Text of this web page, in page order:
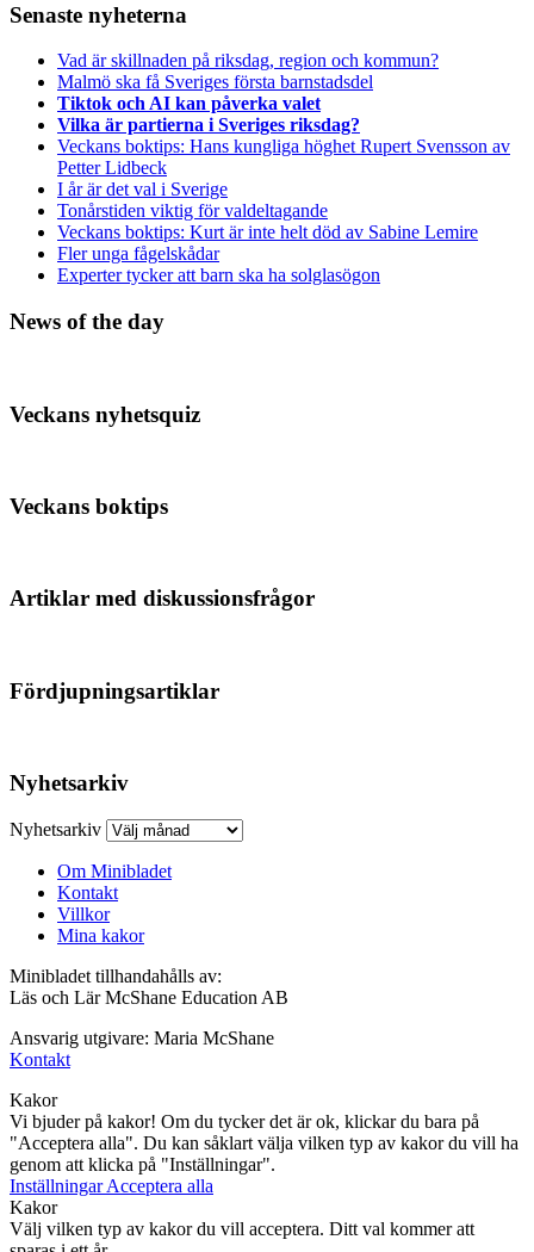
Senaste nyheterna
Vad är skillnaden på riksdag, region och kommun?
Malmö ska få Sveriges första barnstadsdel
Tiktok och AI kan påverka valet
Vilka är partierna i Sveriges riksdag?
Veckans boktips: Hans kungliga höghet Rupert Svensson av
Petter Lidbeck
I år är det val i Sverige
Tonårstiden viktig för valdeltagande
Veckans boktips: Kurt är inte helt död av Sabine Lemire
Fler unga fågelskådar
Experter tycker att barn ska ha solglasögon
News of the day
Veckans nyhetsquiz
Veckans boktips
Artiklar med diskussionsfrågor
Fördjupningsartiklar
Nyhetsarkiv
Nyhetsarkiv
Om Minibladet
Kontakt
Villkor
Mina kakor
Minibladet tillhandahålls av:
Läs och Lär McShane Education AB
Ansvarig utgivare: Maria McShane
Kontakt
Kakor
Vi bjuder på kakor! Om du tycker det är ok, klickar du bara på
"Acceptera alla". Du kan såklart välja vilken typ av kakor du vill ha
genom att klicka på "Inställningar".
InställningarAcceptera alla
Kakor
Välj vilken typ av kakor du vill acceptera. Ditt val kommer att